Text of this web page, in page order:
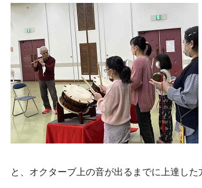
と、オクターブ上の音が出るまでに上達した